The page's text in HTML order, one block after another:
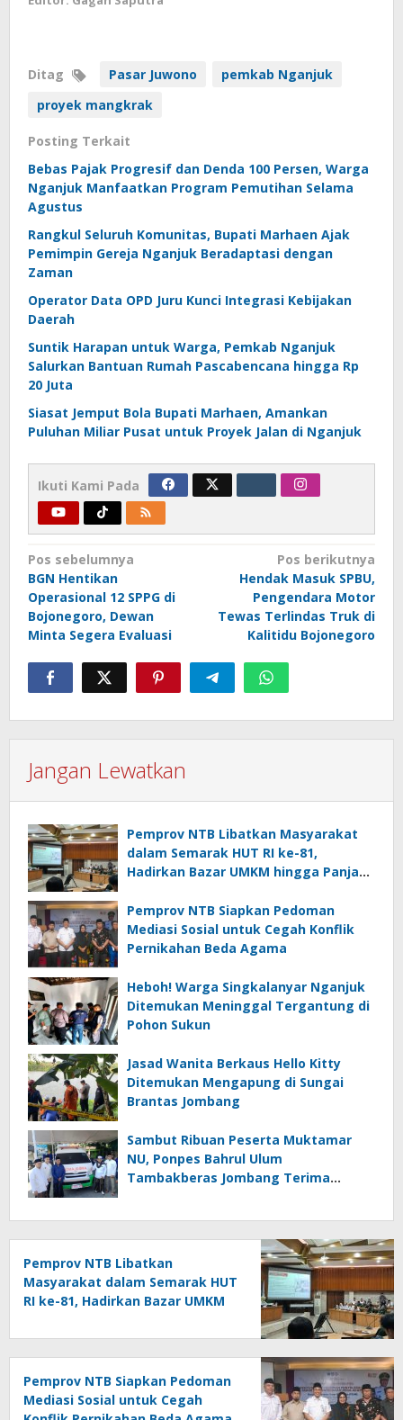
Ditag Pasar Juwono
pemkab Nganjuk
proyek mangkrak
Posting Terkait
Bebas Pajak Progresif dan Denda 100 Persen, Warga
Nganjuk Manfaatkan Program Pemutihan Selama
Agustus
Rangkul Seluruh Komunitas, Bupati Marhaen Ajak
Pemimpin Gereja Nganjuk Beradaptasi dengan
Zaman
Operator Data OPD Juru Kunci Integrasi Kebijakan
Daerah
Suntik Harapan untuk Warga, Pemkab Nganjuk
Salurkan Bantuan Rumah Pascabencana hingga Rp
20 Juta
Siasat Jemput Bola Bupati Marhaen, Amankan
Puluhan Miliar Pusat untuk Proyek Jalan di Nganjuk
Ikuti Kami Pada
Navigasi
pos
Pos sebelumnya
BGN Hentikan
Operasional 12 SPPG di
Bojonegoro, Dewan
Minta Segera Evaluasi
Pos berikutnya
Hendak Masuk SPBU,
Pengendara Motor
Tewas Terlindas Truk di
Kalitidu Bojonegoro
Jangan Lewatkan
Pemprov NTB Libatkan Masyarakat
dalam Semarak HUT RI ke-81,
Hadirkan Bazar UMKM hingga Panjat
Pemprov NTB Siapkan Pedoman
Mediasi Sosial untuk Cegah Konflik
Pernikahan Beda Agama
Heboh! Warga Singkalanyar Nganjuk
Ditemukan Meninggal Tergantung di
Pohon Sukun
Jasad Wanita Berkaus Hello Kitty
Ditemukan Mengapung di Sungai
Brantas Jombang
Sambut Ribuan Peserta Muktamar
NU, Ponpes Bahrul Ulum
Tambakberas Jombang Terima
Pemprov NTB Libatkan
Masyarakat dalam Semarak HUT
RI ke-81, Hadirkan Bazar UMKM
Pemprov NTB Siapkan Pedoman
Mediasi Sosial untuk Cegah